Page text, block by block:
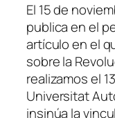
El 15 de
publica en el
artículo en el
sobre la
realizamos el
Universitat
insinúa la